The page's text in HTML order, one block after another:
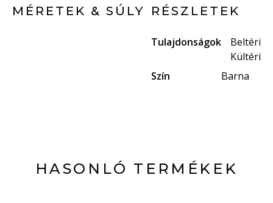
MÉRETEK & SÚLY RÉSZLETEK
Tulajdonságok
Beltéri
Kültéri
Szín
Barna
HASONLÓ TERMÉKEK